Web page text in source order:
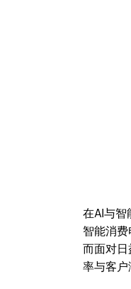
在AI与智
智能消
而面对
率与客户